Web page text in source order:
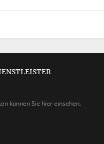
können Sie hier einsehen.